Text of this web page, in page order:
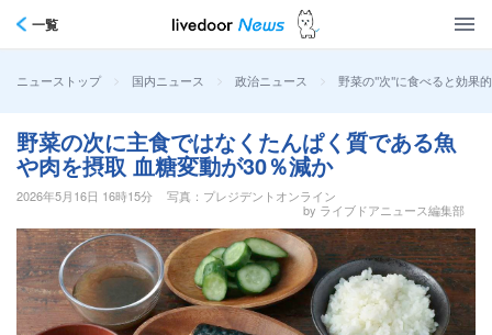
一覧
ニューストップ > 国内ニュース > 政治ニュース > 野菜の"次"に食べると効果
野菜の次に主食ではなくたんぱく質である魚
や肉を摂取 血糖変動が30％減か
2026年5月16日 16時15分
写真：プレジデントオンライン
by ライブドアニュース編集部